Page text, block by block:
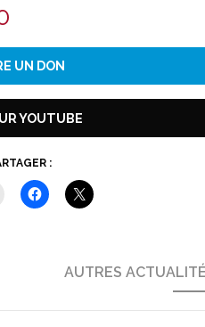
UN DON
YOUTUBE
:
AUTRES